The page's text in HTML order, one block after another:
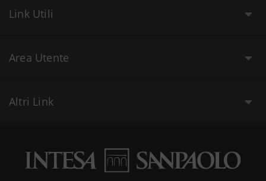
Link Utili
Area Utente
Altri Link